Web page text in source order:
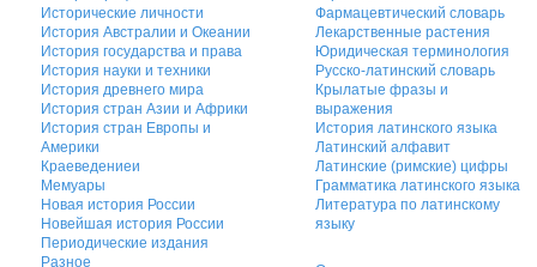
Исторические личности
История Австралии и Океании
История государства и права
История науки и техники
История древнего мира
История стран Азии и Африки
История стран Европы и
Америки
Краеведениеи
Мемуары
Новая история России
Новейшая история России
Периодические издания
Разное
Фармацевтический словарь
Лекарственные растения
Юридическая терминология
Русско-латинский словарь
Крылатые фразы и
выражения
История латинского языка
Латинский алфавит
Латинские (римские) цифры
Грамматика латинского языка
Литература по латинскому
языку